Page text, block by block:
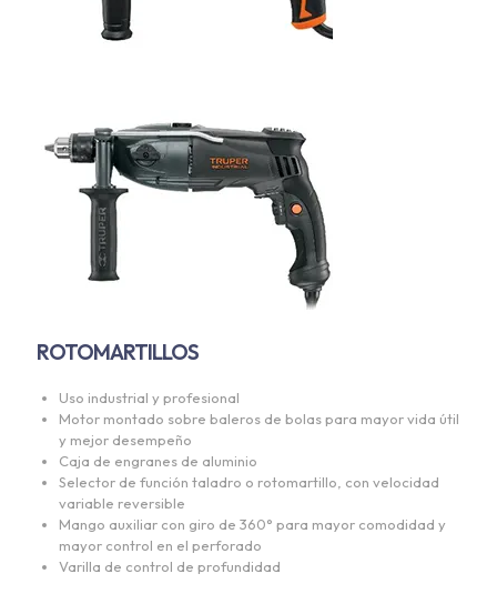
ROTOMARTILLOS
Uso industrial y profesional
Motor montado sobre baleros de bolas para mayor vida útil
y mejor desempeño
Caja de engranes de aluminio
Selector de función taladro o rotomartillo, con velocidad
variable reversible
Mango auxiliar con giro de 360° para mayor comodidad y
mayor control en el perforado
Varilla de control de profundidad